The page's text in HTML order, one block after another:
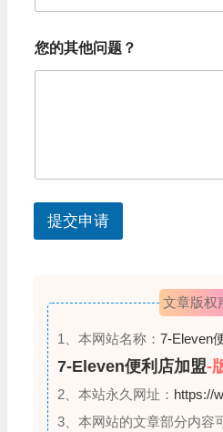
u
l
e
e
市
*
希
市
您的其他问题？
提交申请
文章版权
1、本网站名称： 7-Eleven
7-Eleven便利店加盟-
2、本站永久网址： https://
3、本网站的文章部分内容